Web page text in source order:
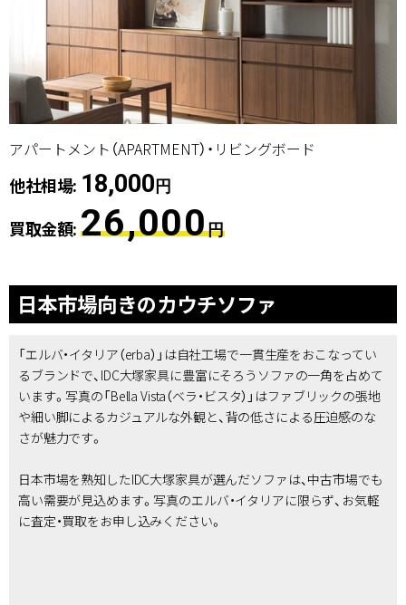
アパートメント（APARTMENT）・リビングボード
他社相場: 18,000円
買取金額:26,000円
日本市場向きのカウチソファ
「エルバ・イタリア（erba）」は自社工場で一貫生産をおこなってい
るブランドで、IDC大塚家具に豊富にそろうソファの一角を占めて
います。写真の「Bella Vista（ベラ・ビスタ）」はファブリックの張地
や細い脚によるカジュアルな外観と、背の低さによる圧迫感のな
さが魅力です。
日本市場を熟知したIDC大塚家具が選んだソファは、中古市場でも
高い需要が見込めます。写真のエルバ・イタリアに限らず、お気軽
に査定・買取をお申し込みください。